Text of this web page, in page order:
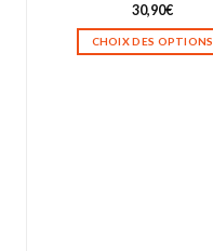
30,90€
CHOIX DES OPTIONS